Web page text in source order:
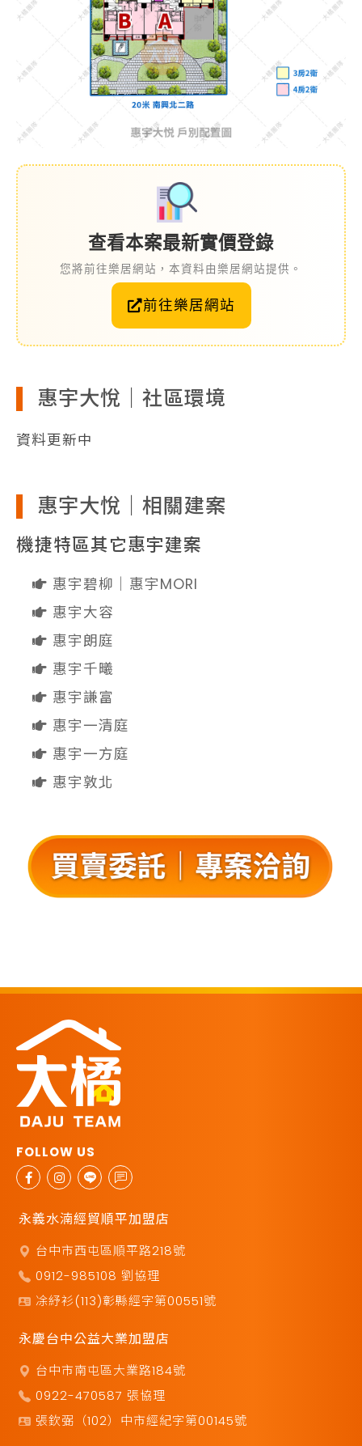
查看本案最新實價登錄
您將前往樂居網站，本資料由樂居網站提供。
前往樂居網站
惠宇大悅｜社區環境
資料更新中
惠宇大悅｜相關建案
機捷特區其它惠宇建案
惠宇碧柳｜惠宇MORI
惠宇大容
惠宇朗庭
惠宇千曦
惠宇謙富
惠宇一清庭
惠宇一方庭
惠宇敦北
永義水湳經貿順平加盟店
台中市西屯區順平路218號
0912-985108 劉協理
凃紓衫(113)彰縣經字第00551號
永慶台中公益大業加盟店
台中市南屯區大業路184號
0922-470587 張協理
張欽弼（102）中市經紀字第00145號